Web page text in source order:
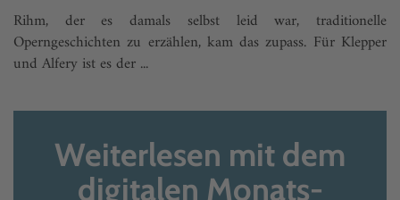
Rihm, der es damals selbst leid war, traditionelle
Operngeschichten zu erzählen, kam das zupass. Für Klepper
und Alfery ist es der ...
Weiterlesen mit dem
digitalen Monats-